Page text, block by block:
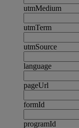
utmMedium
utmTerm
utmSource
language
pageUrl
formId
programId